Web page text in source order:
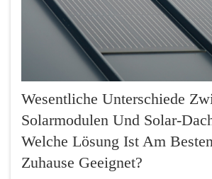
Wesentliche Unterschiede
Solarmodulen Und Solar-
Welche Lösung Ist Am
Zuhause Geeignet?